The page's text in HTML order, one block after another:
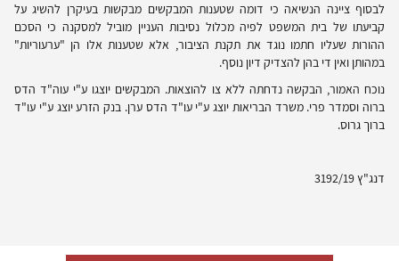
לבסוף ציינה הנשיאה כי דומה שטענות המבקשים מבקשות בעיקרן להשיג על
קביעתו של בית המשפט לפיה מכלול נסיבות העניין מוביל למסקנה כי הסכם
ההורות שעליו חתמו נוגד את תקנת הציבור, אלא שטענות אלו הן "ערעוריות"
במהותן ואין די בהן להצדיק דיון נוסף.
נוכח האמור, הבקשה נדחתה ללא צו להוצאות. המבקשים יוצגו ע"י עוה"ד הדס
ברוה וסמדר פרי. משרד הבריאות יוצג ע"י עו"ד הדס ערן. בנק הזרע יוצג ע"י עו"ד
ברוך גרוס.
דנג"ץ 3192/19